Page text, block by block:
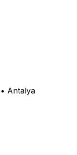
• Antalya